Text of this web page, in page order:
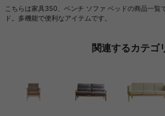
こちらは家具350、ベンチ ソファ ベッドの商品一覧
ド。多機能で便利なアイテムです。
関連するカテゴ